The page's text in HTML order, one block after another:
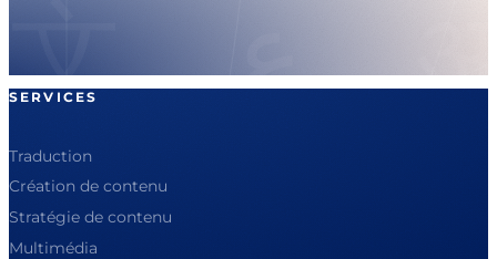
SERVICES
Traduction
Création de contenu
Stratégie de contenu
Multimédia